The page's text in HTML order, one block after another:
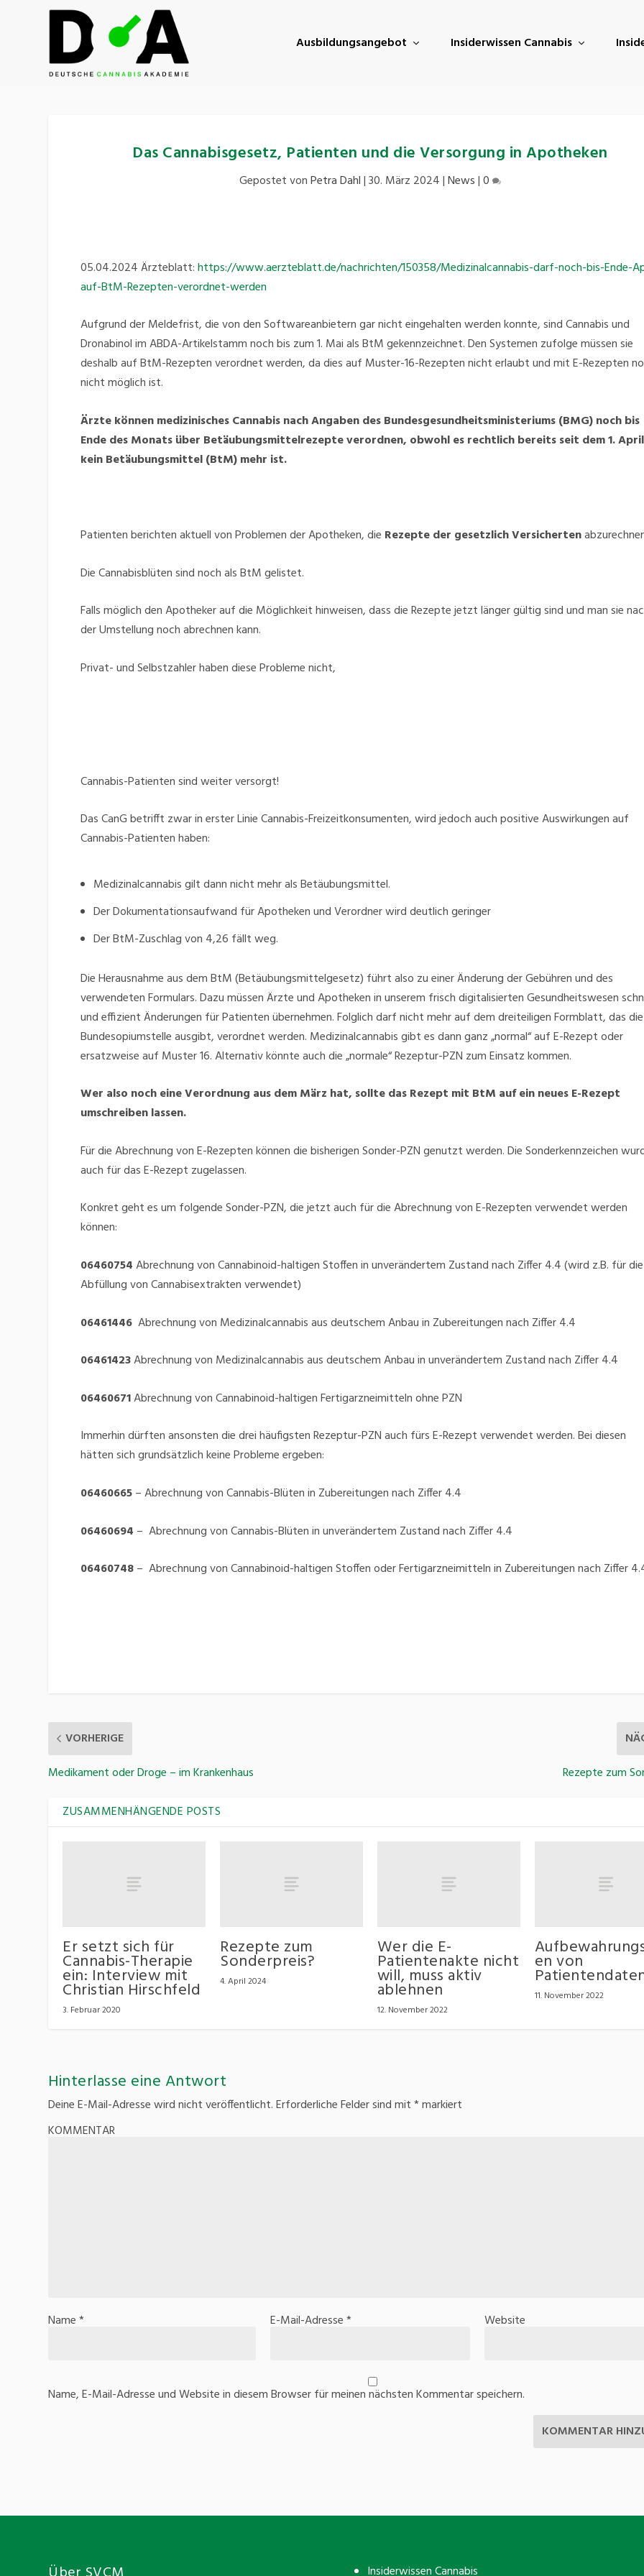
Ausbildungsangebot Insiderwissen Cannabis
Das Cannabisgesetz, Patienten und die Versorgung in Apotheken
Gepostet vonPetra Dahl|30. März 2024|News|0
05.04.2024 Ärzteblatt:https://www.aerzteblatt.de/nachrichten/150358/Medizinalcannabis-darf-noch-bis-Ende-
auf-BtM-Rezepten-verordnet-werden
Aufgrund der Meldefrist, die von den Softwareanbietern gar nicht eingehalten werden konnte, sind Cannabis und
Dronabinol im ABDA-Artikelstamm noch bis zum 1. Mai als BtM gekennzeichnet. Den Systemen zufolge müssen sie
deshalb auf BtM-Rezepten verordnet werden, da dies auf Muster-16-Rezepten nicht erlaubt und mit E-Rezepten
nicht möglich ist.
Ärzte können medizinisches Cannabis nach Angaben des Bundesgesundheitsministeriums (BMG) noch bis
Ende des Monats über Betäubungsmittelrezepte verordnen, obwohl es rechtlich bereits seit dem 1. April
kein Betäubungsmittel (BtM) mehr ist.
Patienten berichten aktuell von Problemen der Apotheken, die Rezepte der gesetzlich Versicherten
Die Cannabisblüten sind noch als BtM gelistet.
Falls möglich den Apotheker auf die Möglichkeit hinweisen, dass die Rezepte jetzt länger gültig sind und man sie
der Umstellung noch abrechnen kann.
Privat- und Selbstzahler haben diese Probleme nicht,
Cannabis-Patienten sind weiter versorgt!
Das CanG betrifft zwar in erster Linie Cannabis-Freizeitkonsumenten, wird jedoch auch positive Auswirkungen auf
Cannabis-Patienten haben:
Medizinalcannabis gilt dann nicht mehr als Betäubungsmittel.
Der Dokumentationsaufwand für Apotheken und Verordner wird deutlich geringer
Der BtM-Zuschlag von 4,26 fällt weg.
Die Herausnahme aus dem BtM (Betäubungsmittelgesetz) führt also zu einer Änderung der Gebühren und des
verwendeten Formulars. Dazu müssen Ärzte und Apotheken in unserem frisch digitalisierten Gesundheitswesen
und effizient Änderungen für Patienten übernehmen.Folglich darf nicht mehr auf dem dreiteiligen Formblatt, das die
Bundesopiumstelle ausgibt, verordnet werden. Medizinalcannabis gibt es dann ganz „normal“ auf E-Rezept oder
ersatzweise auf Muster 16.Alternativ könnte auch die „normale“ Rezeptur-PZN zum Einsatz kommen.
Wer also noch eine Verordnung aus dem März hat, sollte das Rezept mit BtM auf ein neues E-Rezept
umschreiben lassen.
Für die Abrechnung von E-Rezepten können die bisherigen Sonder-PZN genutzt werden.Die Sonderkennzeichen
auch für das E-Rezept zugelassen.
Konkret geht es um folgende Sonder-PZN, die jetzt auch für die Abrechnung von E-Rezepten verwendet werden
können:
06460754Abrechnung von Cannabinoid-haltigen Stoffen in unverändertem Zustand nach Ziffer 4.4 (wird z.B. für die
Abfüllung von Cannabisextrakten verwendet)
06461446Abrechnung von Medizinalcannabis aus deutschem Anbau in Zubereitungen nach Ziffer 4.4
06461423Abrechnung von Medizinalcannabis aus deutschem Anbau in unverändertem Zustand nach Ziffer 4.4
06460671Abrechnung von Cannabinoid-haltigen Fertigarzneimitteln ohne PZN
Immerhin dürften ansonsten die drei häufigsten Rezeptur-PZN auch fürs E-Rezept verwendet werden. Bei diesen
hätten sich grundsätzlich keine Probleme ergeben:
06460665– Abrechnung von Cannabis-Blüten in Zubereitungen nach Ziffer 4.4
06460694 – Abrechnung von Cannabis-Blüten in unverändertem Zustand nach Ziffer 4.4
06460748– Abrechnung von Cannabinoid-haltigen Stoffen oder Fertigarzneimitteln in Zubereitungen nach Ziffer
VORHERIGE
Medikament oder Droge – im Krankenhaus
Rezepte zum
ZUSAMMENHÄNGENDE POSTS
Er setzt sich für
Cannabis-Therapie
ein: Interview mit
Christian Hirschfeld
3. Februar 2020
Rezepte zum
Sonderpreis?
4. April 2024
Wer die E-
Patientenakte nicht
will, muss aktiv
ablehnen
12. November 2022
en von
11. November 2022
Hinterlasse eine Antwort
Deine E-Mail-Adresse wird nicht veröffentlicht. Erforderliche Felder sind mit*markiert
KOMMENTAR
Name* E-Mail-Adresse* Website
Name, E-Mail-Adresse und Website in diesem Browser für meinen nächsten Kommentar speichern.
Insiderwissen Cannabis